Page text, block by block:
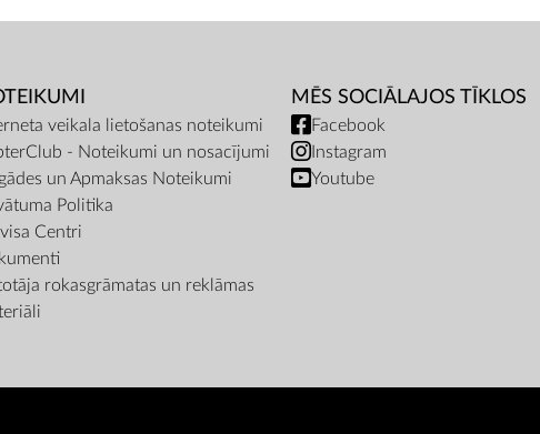
veikala lietošanas noteikumi
- Noteikumi un nosacījumi
un Apmaksas Noteikumi
Politika
Centri
rokasgrāmatas un reklāmas
MĒS SOCIĀLAJOS TĪKLOS
Facebook
Instagram
Youtube